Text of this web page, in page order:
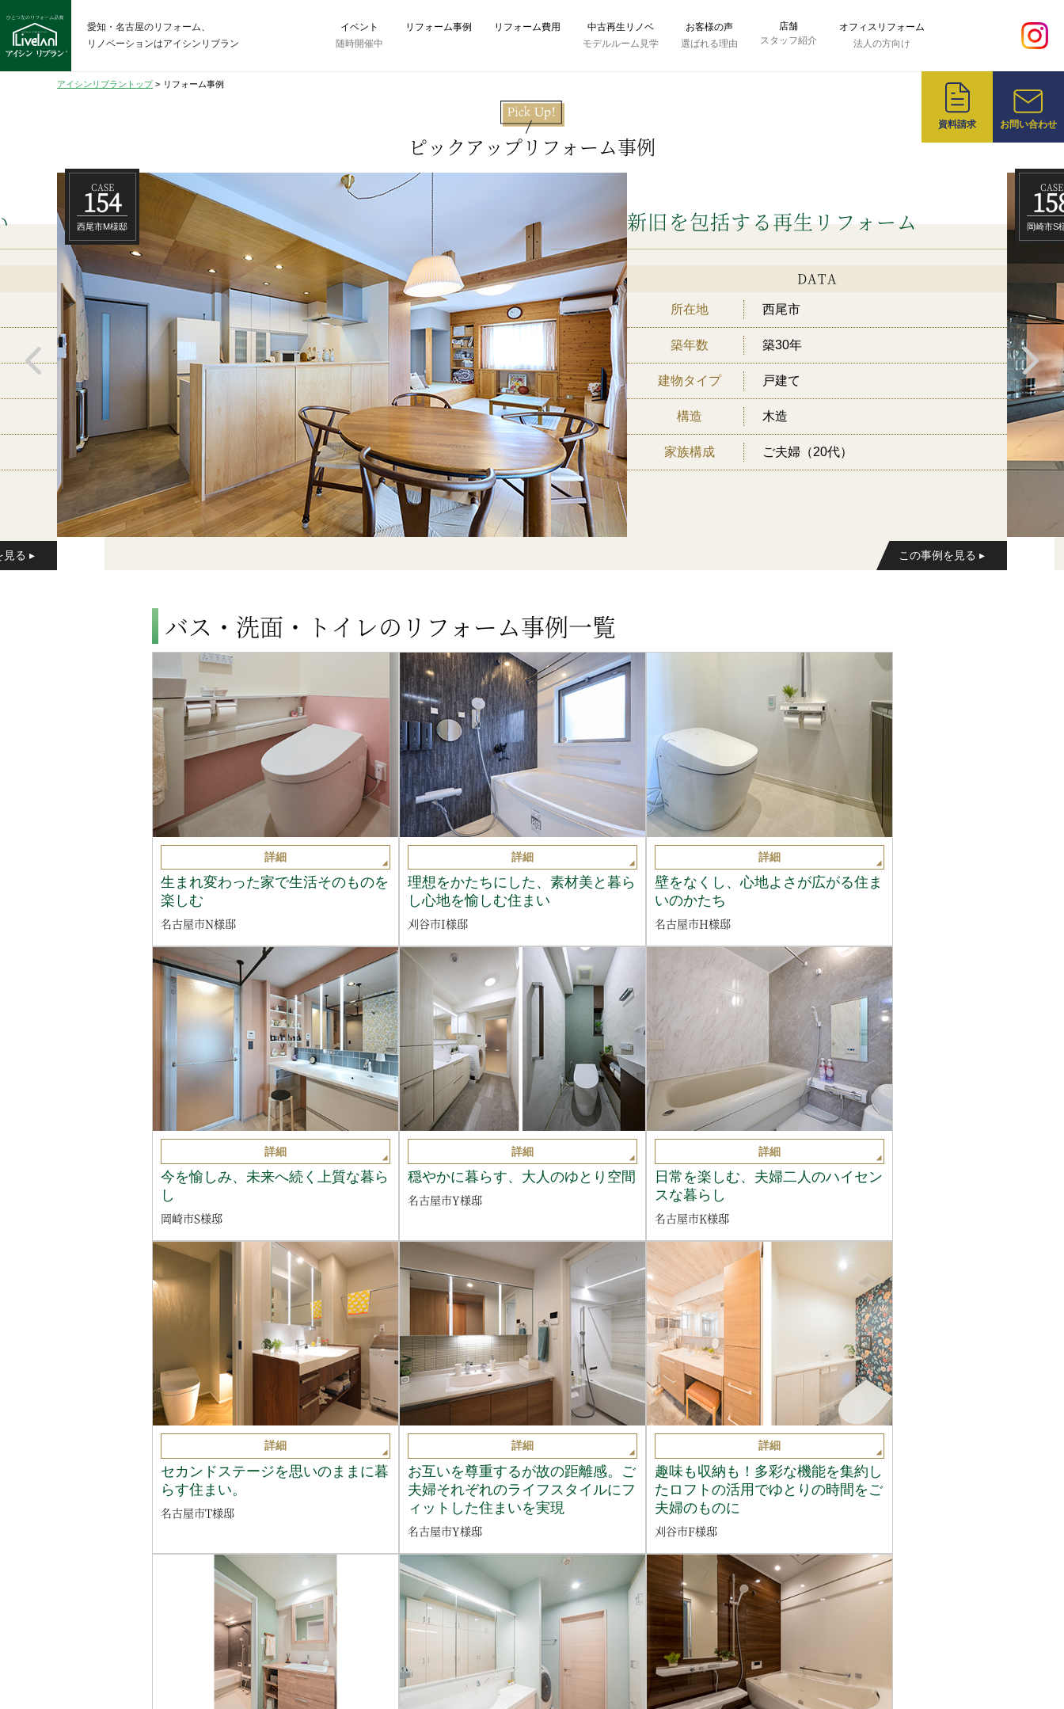
愛知・名古屋のリフォーム、
リノベーションはアイシンリブラン
イベント
随時開催中
リフォーム事例 リフォーム費用
中古再生リノベ
モデルルーム見学
お客様の声
選ばれる理由
店舗
スタッフ紹介
オフィスリフォーム
法人の方向け
資料請求 お問い合わせ
アイシンリブラントップ> リフォーム事例
ピックアップリフォーム事例
CASE
154
西尾市M様邸 新旧を包括する再生リフォーム
DATA
所在地 西尾市
築年数 築30年
建物タイプ 戸建て
構造 木造
家族構成 ご夫婦（20代）
CASE
岡崎市S
バス・洗面・トイレのリフォーム事例一覧
詳細
生まれ変わった家で生活そのものを
楽しむ
名古屋市N様邸
詳細
理想をかたちにした、素材美と暮ら
し心地を愉しむ住まい
刈谷市I様邸
詳細
壁をなくし、心地よさが広がる住ま
いのかたち
名古屋市H様邸
詳細
今を愉しみ、未来へ続く上質な暮ら
し
岡崎市S様邸
詳細
穏やかに暮らす、大人のゆとり空間
名古屋市Y様邸
詳細
日常を楽しむ、夫婦二人のハイセン
スな暮らし
名古屋市K様邸
詳細
セカンドステージを思いのままに暮
らす住まい。
名古屋市T様邸
詳細
お互いを尊重するが故の距離感。ご
夫婦それぞれのライフスタイルにフ
ィットした住まいを実現
名古屋市Y様邸
詳細
趣味も収納も！多彩な機能を集約し
たロフトの活用でゆとりの時間をご
夫婦のものに
刈谷市F様邸